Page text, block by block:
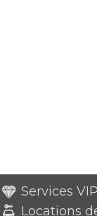
Services VIP
Locations